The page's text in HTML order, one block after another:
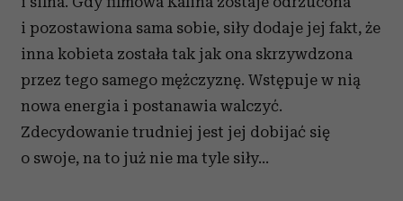
i pozostawiona sama sobie, siły dodaje jej fakt, że
inna kobieta została tak jak ona skrzywdzona
przez tego samego mężczyznę. Wstępuje w nią
nowa energia i postanawia walczyć.
Zdecydowanie trudniej jest jej dobijać się
o swoje, na to już nie ma tyle siły…